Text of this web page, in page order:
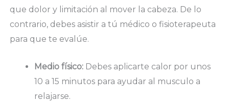
que dolor y limitación al mover la cabeza. De lo
contrario, debes asistir a tú médico o fisioterapeuta
para que te evalúe.
Medio físico: Debes aplicarte calor por unos
10 a 15 minutos para ayudar al musculo a
relajarse.